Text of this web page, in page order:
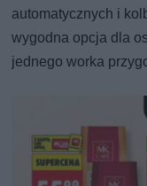
automatycznych i
wygodna opcja dla
jednego worka